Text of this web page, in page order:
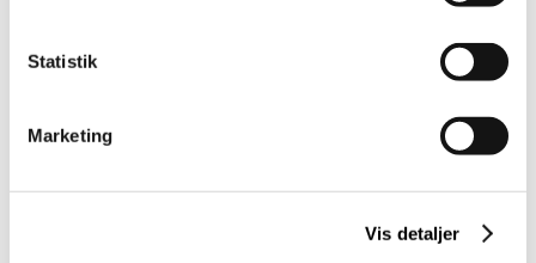
Statistik
Marketing
Vis detaljer
Vil du vide mere
Jeg er Lotte